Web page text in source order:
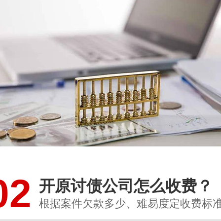
开原讨债公司怎么收费？
根据案件欠款多少、难易度定收费标